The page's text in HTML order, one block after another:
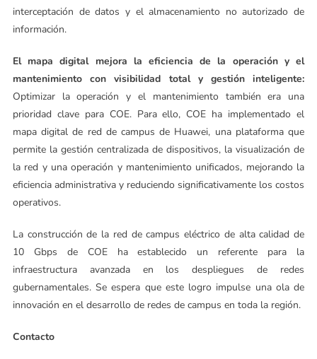
interceptación de datos y el almacenamiento no autorizado de
información.
El mapa digital mejora la eficiencia de la operación y el
mantenimiento con visibilidad total y gestión inteligente:
Optimizar la operación y el mantenimiento también era una
prioridad clave para COE. Para ello, COE ha implementado el
mapa digital de red de campus de Huawei, una plataforma que
permite la gestión centralizada de dispositivos, la visualización de
la red y una operación y mantenimiento unificados, mejorando la
eficiencia administrativa y reduciendo significativamente los costos
operativos.
La construcción de la red de campus eléctrico de alta calidad de
10 Gbps de COE ha establecido un referente para la
infraestructura avanzada en los despliegues de redes
gubernamentales. Se espera que este logro impulse una ola de
innovación en el desarrollo de redes de campus en toda la región.
Contacto